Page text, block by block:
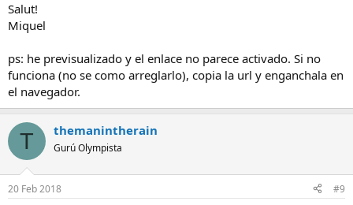
Salut!
Miquel
ps: he previsualizado y el enlace no parece activado. Si no
funciona (no se como arreglarlo), copia la url y enganchala en
el navegador.
T themanintherain
Gurú Olympista
20 Feb 2018 #9